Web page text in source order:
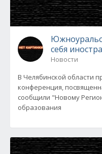
себя
Новости
В Челябинской области
конференция,
сообщили "Новому
образования